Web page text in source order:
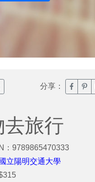
分享： 臉書分
噗
旅行
：9789865470333
國立陽明交通大學